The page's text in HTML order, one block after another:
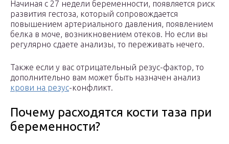
Начиная с 27 недели беременности, появляется риск
развития гестоза, который сопровождается
повышением артериального давления, появлением
белка в моче, возникновением отеков. Но если вы
регулярно сдаете анализы, то переживать нечего.
Также если у вас отрицательный резус-фактор, то
дополнительно вам может быть назначен анализ
крови на резус-конфликт.
Почему расходятся кости таза при
беременности?